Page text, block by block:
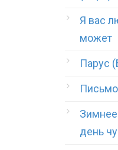
Я вас
может
Парус
день